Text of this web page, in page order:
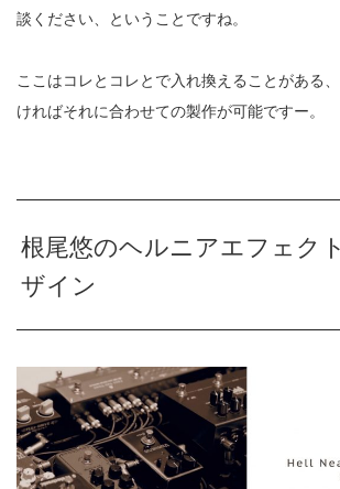
談ください、ということですね。
ここはコレとコレとで入れ換えることがある
ければそれに合わせての製作が可能ですー。
根尾悠のヘルニアエフェク
ザイン